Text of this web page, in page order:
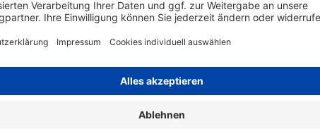
mehr
Newsletter!
sich für den Druckerzubehör.de-Newsletter. Weitere Informationen